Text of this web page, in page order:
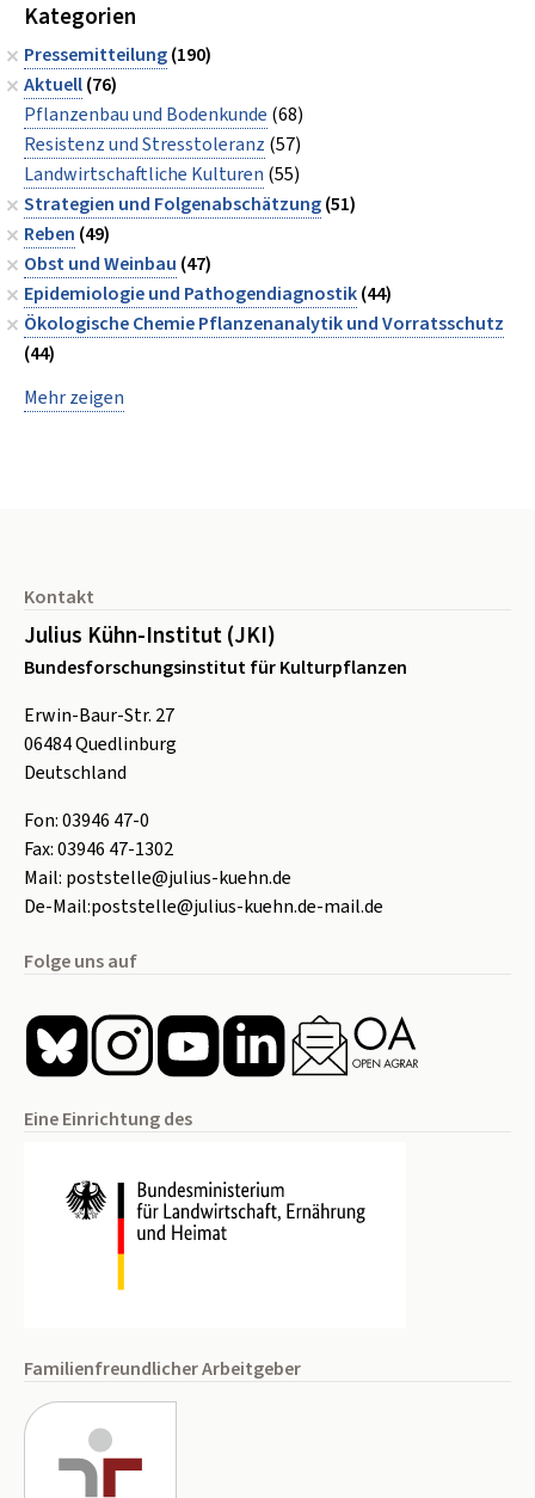
Kategorien
Pressemitteilung(190)
Aktuell(76)
Pflanzenbau und Bodenkunde (68)
Resistenz und Stresstoleranz (57)
Landwirtschaftliche Kulturen (55)
Strategien und Folgenabschätzung(51)
Reben (49)
Obst und Weinbau (47)
Epidemiologie und Pathogendiagnostik(44)
Ökologische Chemie Pflanzenanalytik und Vorratsschutz
(44)
Mehr zeigen
Kontakt
Julius Kühn-Institut (JKI)
Bundesforschungsinstitut für Kulturpflanzen
Erwin-Baur-Str. 27
06484Quedlinburg
Deutschland
Fon:03946 47-0
Fax:03946 47-1302
Mail: poststelle@julius-kuehn.de
De-Mail:poststelle@julius-kuehn.de-mail.de
Folge uns auf
Eine Einrichtung des
Familienfreundlicher Arbeitgeber